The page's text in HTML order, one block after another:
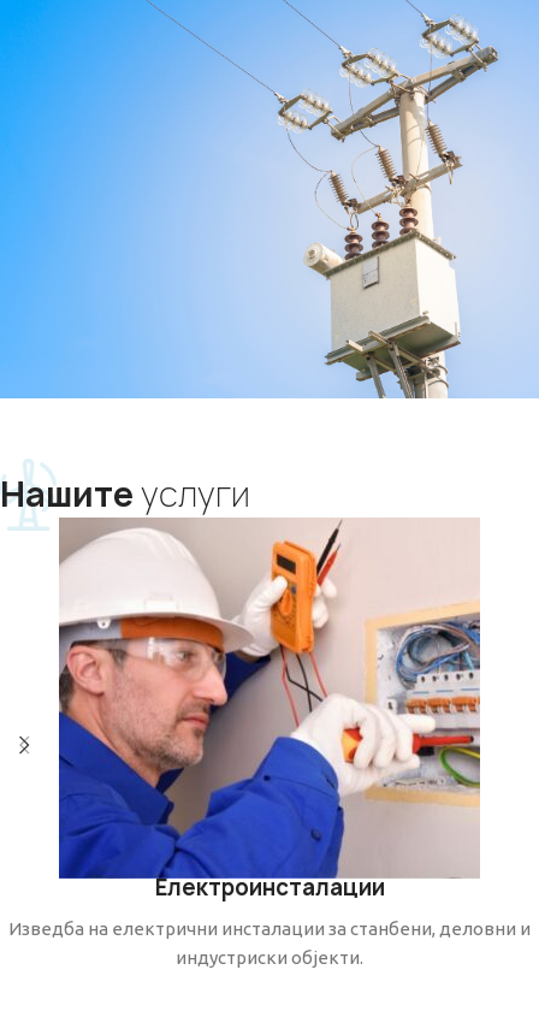
Нашитеуслуги
Електроинсталации
Изведба на електрични инсталации за станбени, деловни и
индустриски објекти.